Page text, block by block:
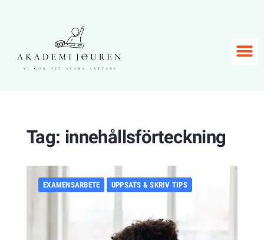
Tag: innehållsförteckning
EXAMENSARBETE UPPSATS & SKRIV TIPS